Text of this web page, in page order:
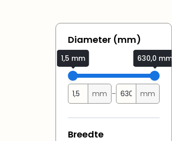
Diameter (mm)
1,5 mm 630,0 mm
mm – mm
Breedte